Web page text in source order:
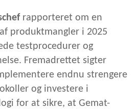
rapporteret om en
produktmangler i 2025
testprocedurer og
Fremadrettet sigter
endnu strengere
og investere i
for at sikre, at Gemat-